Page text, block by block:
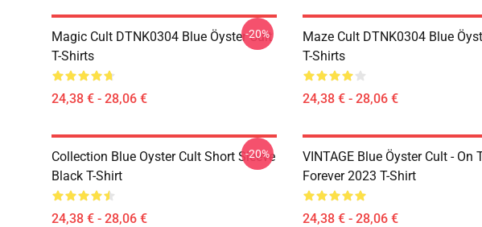
Magic Cult DTNK0304 Blue Öyster Cult
T-Shirts
24,38 € - 28,06 €
-20%
Maze Cult DTNK0304 Blue
T-Shirts
24,38 € - 28,06 €
Collection Blue Oyster Cult Short Sleeve
Black T-Shirt
24,38 € - 28,06 €
-20%
VINTAGE Blue Öyster Cult - On
Forever 2023 T-Shirt
24,38 € - 28,06 €